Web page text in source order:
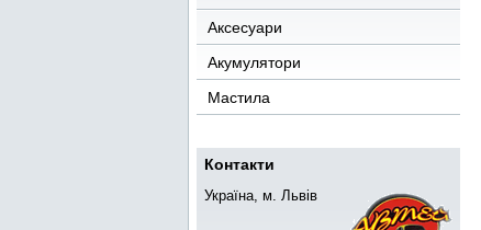
Аксесуари
Акумулятори
Мастила
Контакти
Україна, м. Львів